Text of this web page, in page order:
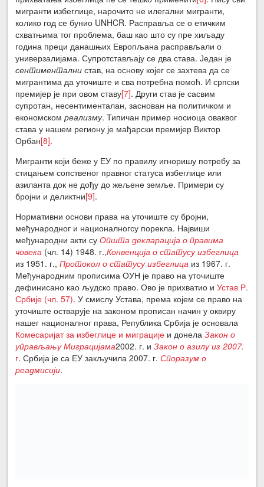
мигранти избеглице, нарочито не илегални мигранти,
колико год се бунио UNHCR. Расправља се о етичким
схватњима тог проблема, баш као што су пре хиљаду
година преци данашњих Европљана расправљали о
универзалијама. Супротстављају се два става. Један је
сентиментални став, на основу којег се захтева да се
мигрантима да уточиште и сва потребна помоћ. И српски
премијер је при овом ставу[7]. Други став је сасвим
супротан, несентименталан, заснован на политичком и
економскомреализму. Типичан пример носиоца оваквог
става у нашем региону је мађарски премијер Виктор
Орбан[8].
Мигранти који беже у ЕУ по правилу игноришу потребу за
стицањем сопственог правног статуса избеглице или
азиланта док не дођу до жељене земље. Примери су
бројни и деликтни[9].
Нормативни основи права на уточиште су бројни,
међународног и националногсу порекла. Највиши
међународни акти суОпшта декларација о правима
човека (чл. 14) 1948. г.,Конвенција о статусу избеглица
из 1951. г.,Протокол о статусу избеглица из 1967. г.
Међународним прописима ОУН је право на уточиште
дефинисано као људско право. Ово је прихватио иУстав Р.
Србије (чл. 57). У смислу Устава, према којем се право на
уточиште остварује на законом прописан начин у оквиру
нашег националног права, Република Србија је основала
Комесаријат за избеглице и миграције и донелаЗакон о
управљању Миграцијама2002. г. иЗакон о азилу из 2007.
г. Србија је са ЕУ закључила 2007. г.Споразум о
реадмисији.